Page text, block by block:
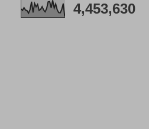
4,453,630